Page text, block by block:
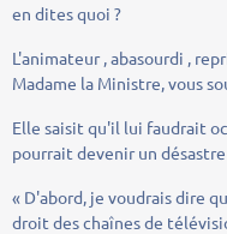
en dites quoi ?
L'animateur , abasourdi ,
Madame la Ministre, vous
Elle saisit qu'il lui faudrait
pourrait devenir un
« D'abord, je voudrais dire
droit des chaînes de